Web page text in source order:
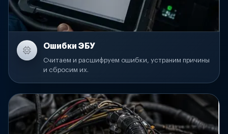
Ошибки ЭБУ
Считаем и расшифруем ошибки, устраним причины
и сбросим их.